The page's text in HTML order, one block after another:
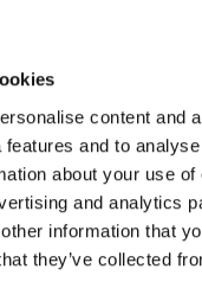
content and
and to
about your use of
and analytics
information that
they’ve collected
al tiempo que
los objetivos
saber lo distinto
la misma «tarea»
y de precios,
diferente.